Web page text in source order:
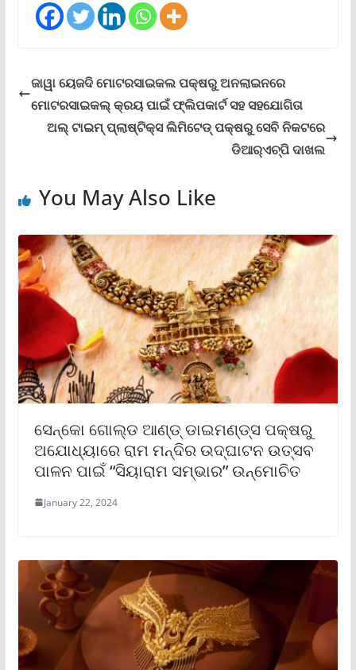
ଜାୱା ୟେଜଦି ମୋଟରସାଇକଲ ପକ୍ଷରୁ ଅନଲାଇନରେ
ମୋଟରସାଇକଲ୍ କ୍ରୟ ପାଇଁ ଫ୍ଲିପକାର୍ଟ ସହ ସହଯୋଗିତା
ଅଲ୍ ଟାଇମ୍ ପ୍ଲାଷ୍ଟିକ୍‌ସ ଲିମିଟେଡ୍ ପକ୍ଷରୁ ସେବି ନିକଟରେ
ଡିଆର୍‌ଏଚ୍‌ପି ଦାଖଲ
You May Also Like
ସେନ୍‌କୋ ଗୋଲ୍ଡ ଆଣ୍ଡ୍ ଡାଇମଣ୍ଡ୍‌ସ ପକ୍ଷରୁ
ଅଯୋଧ୍ୟାରେ ରାମ ମନ୍ଦିର ଉଦ୍‌ଘାଟନ ଉତ୍ସବ
ପାଳନ ପାଇଁ “ସିୟାରାମ ସମ୍ଭାର” ଉନ୍ମୋଚିତ
January 22, 2024